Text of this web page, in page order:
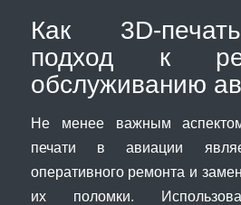
Как 3D-
подход к
обслуживанию
Не менее важным
печати в авиации
оперативного ремонта и
их поломки.